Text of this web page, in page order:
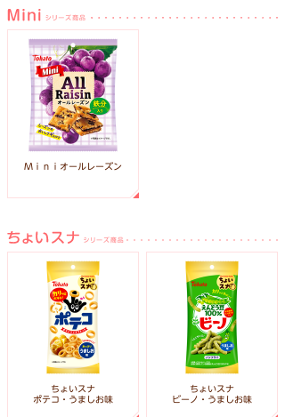
Ｍｉｎｉオールレーズン
ちょいスナ
ポテコ・うましお味
ちょいスナ
ビーノ・うましお味